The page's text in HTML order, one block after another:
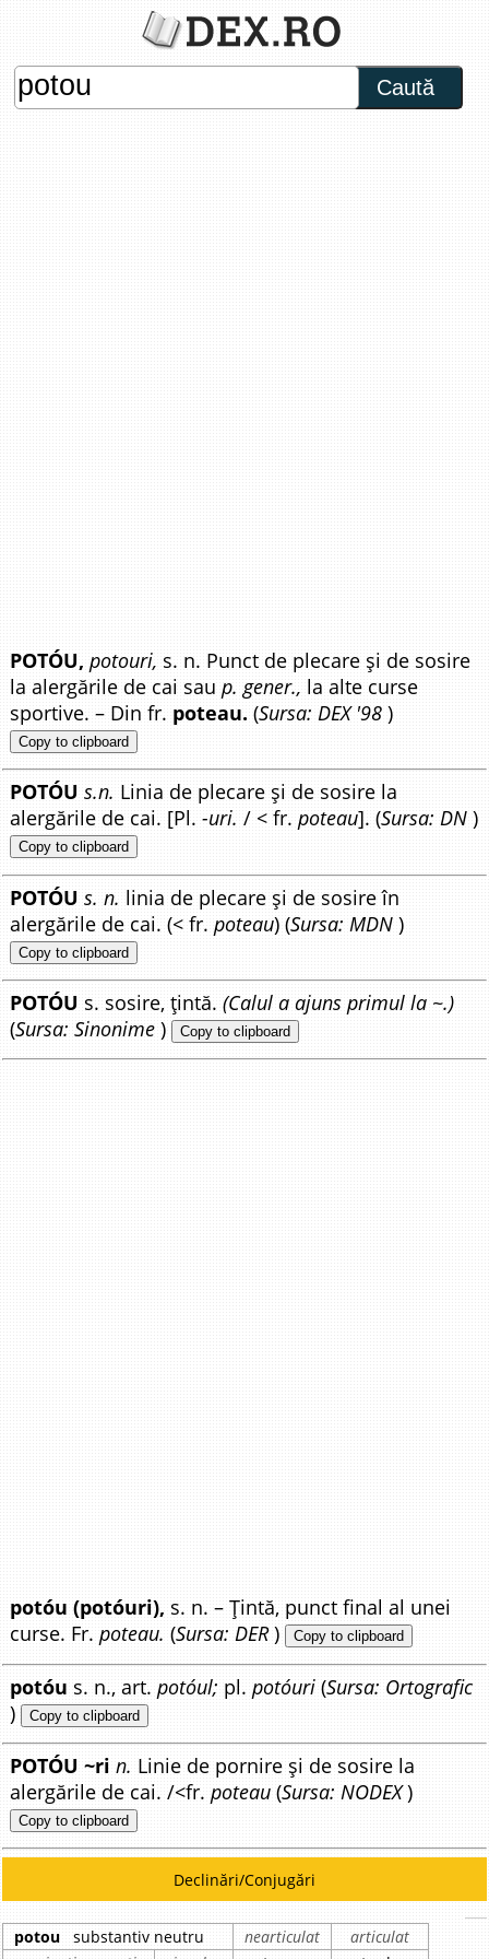
Caută
POTÓU, potouri, s. n. Punct de plecare și de sosire
la alergările de cai saup. gener., la alte curse
sportive. – Din fr. poteau. (Sursa: DEX '98 )
Copy to clipboard
POTÓU s.n. Linia de plecare și de sosire la
alergările de cai. [Pl.-uri. / < fr.poteau]. (Sursa: DN )
Copy to clipboard
POTÓU s. n. linia de plecare și de sosire în
alergările de cai. (< fr.poteau) (Sursa: MDN )
Copy to clipboard
POTÓU s. sosire, țintă.(Calul a ajuns primul la ~.)
(Sursa: Sinonime ) Copy to clipboard
potóu (potóuri), s. n. – Țintă, punct final al unei
curse. Fr.poteau. (Sursa: DER) Copy to clipboard
potóu s. n., art.potóul; pl.potóuri (Sursa: Ortografic
) Copy to clipboard
POTÓU ~ri n. Linie de pornire și de sosire la
alergările de cai. /<fr.poteau (Sursa: NODEX)
Copy to clipboard
Declinări/Conjugări
potou substantiv neutru nearticulat
articulat